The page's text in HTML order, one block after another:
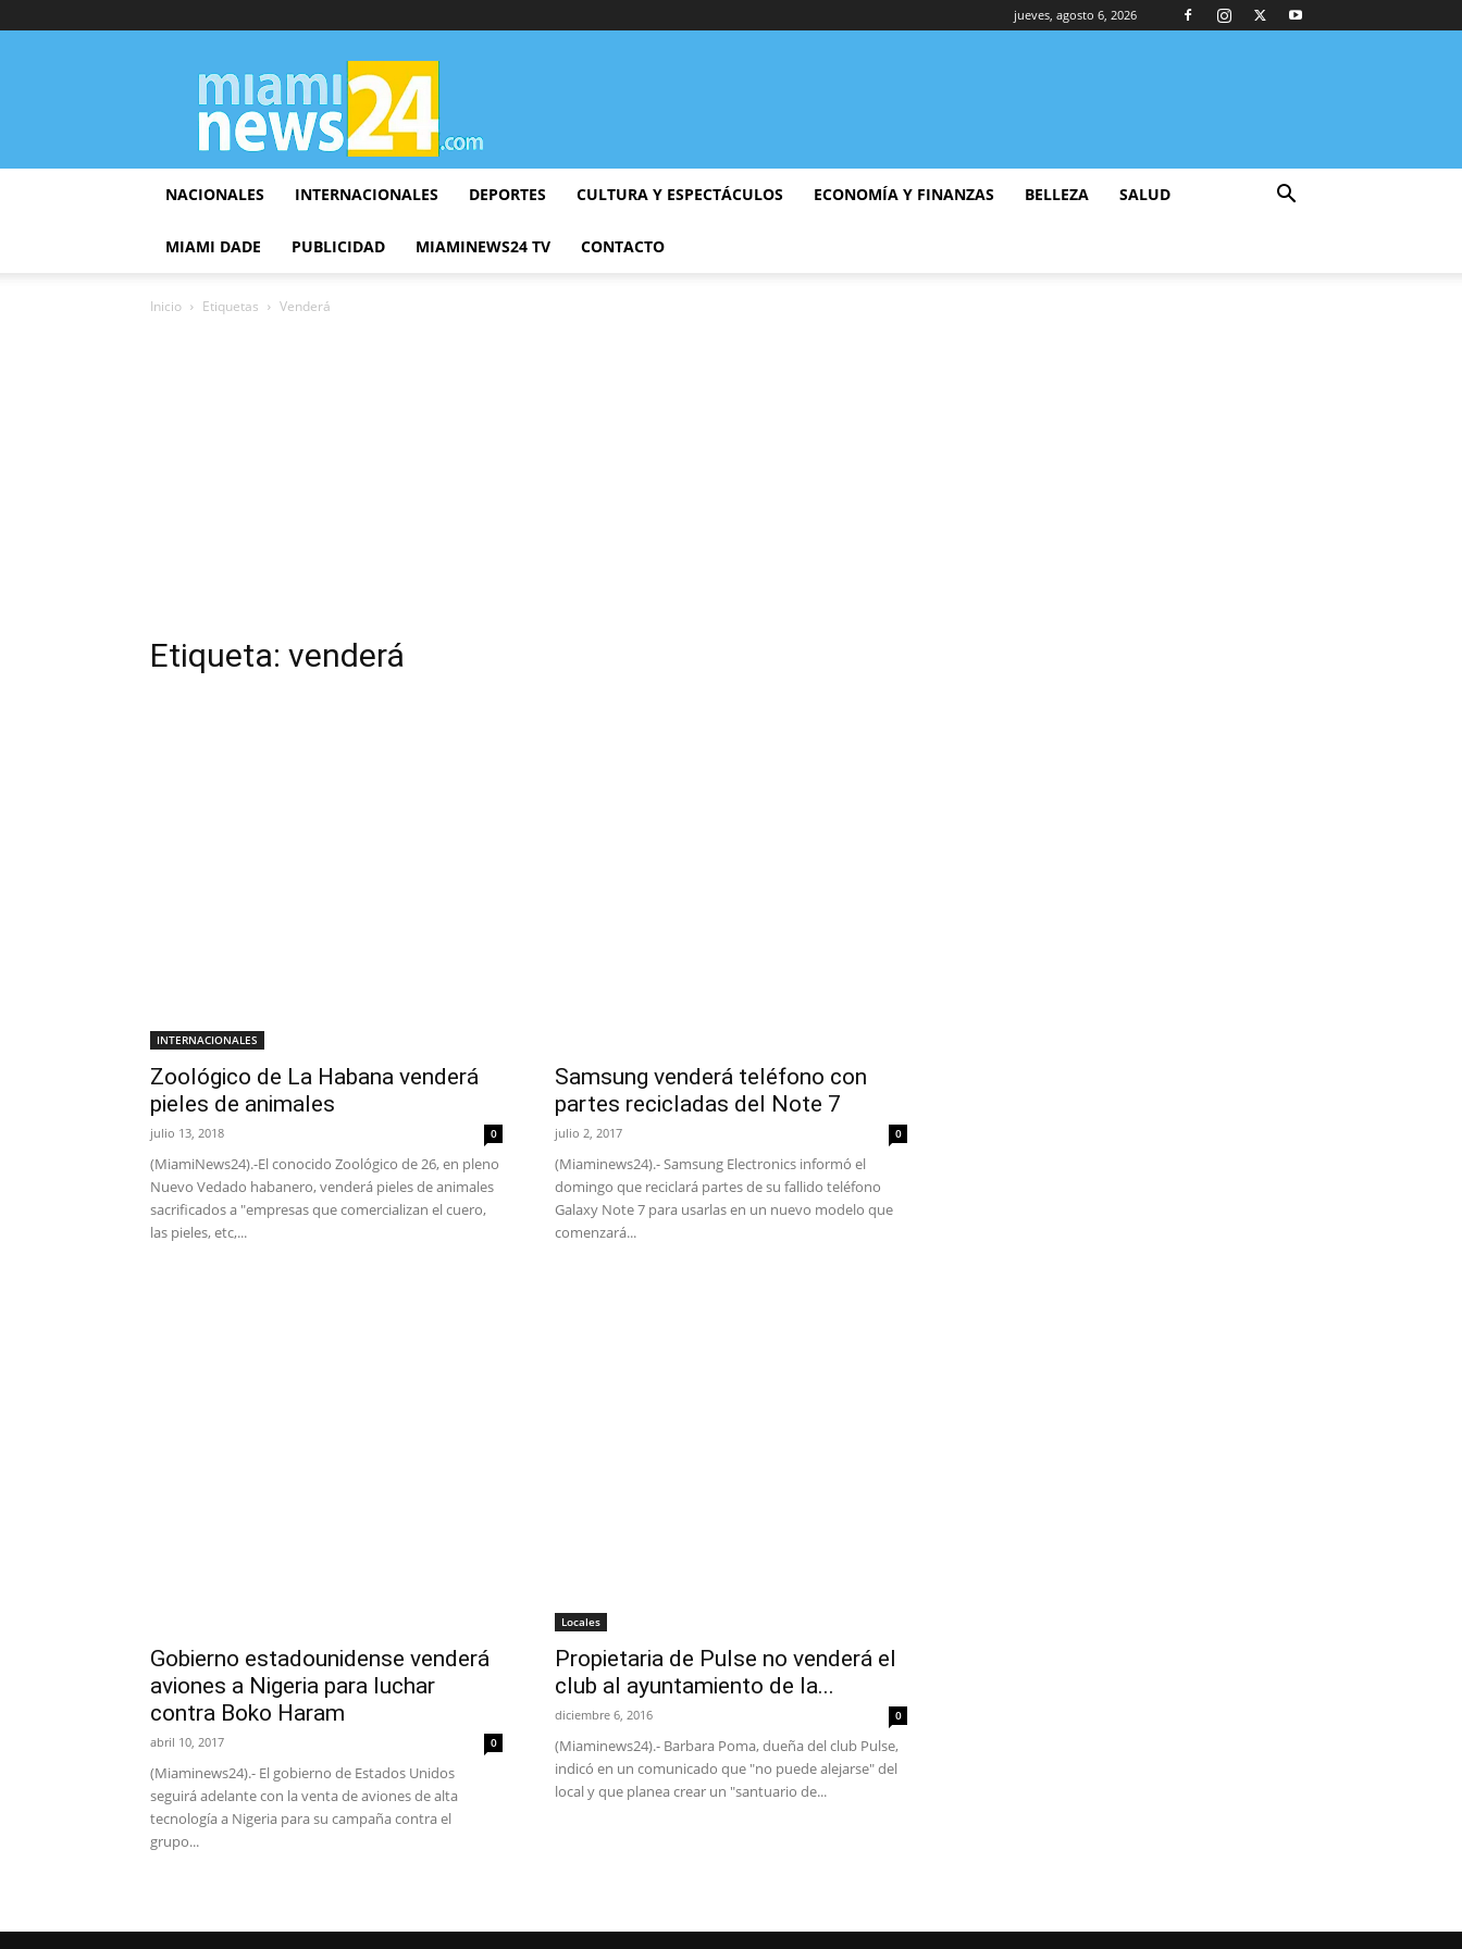
jueves, agosto 6, 2026
▷
Miami
News
24
NACIONALES INTERNACIONALES DEPORTES CULTURA Y ESPECTÁCULOS ECONOMÍA Y FINANZAS BELLEZA SALUD
MIAMI DADE PUBLICIDAD MIAMINEWS24 TV CONTACTO
Inicio Etiquetas Venderá
Etiqueta: venderá
INTERNACIONALES
Zoológico de La Habana venderá
pieles de animales
julio 13, 2018 0
(MiamiNews24).-El conocido Zoológico de 26, en pleno
Nuevo Vedado habanero, venderá pieles de animales
sacrificados a "empresas que comercializan el cuero,
las pieles, etc,...
Samsung venderá teléfono con
partes recicladas del Note 7
julio 2, 2017 0
(Miaminews24).- Samsung Electronics informó el
domingo que reciclará partes de su fallido teléfono
Galaxy Note 7 para usarlas en un nuevo modelo que
comenzará...
Gobierno estadounidense venderá
aviones a Nigeria para luchar
contra Boko Haram
abril 10, 2017 0
(Miaminews24).- El gobierno de Estados Unidos
seguirá adelante con la venta de aviones de alta
tecnología a Nigeria para su campaña contra el
grupo...
Locales
Propietaria de Pulse no venderá el
club al ayuntamiento de la...
diciembre 6, 2016 0
(Miaminews24).- Barbara Poma, dueña del club Pulse,
indicó en un comunicado que "no puede alejarse" del
local y que planea crear un "santuario de...